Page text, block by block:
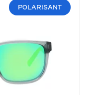
POLARISANT